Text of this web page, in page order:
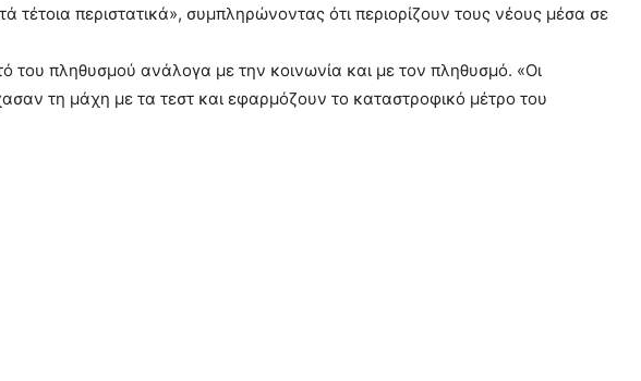
τέτοια περιστατικά», συμπληρώνοντας ότι περιορίζουν τους νέους μέσα σε
του πληθυσμού ανάλογα με την κοινωνία και με τον πληθυσμό. «Οι
τη μάχη με τα τεστ και εφαρμόζουν το καταστροφικό μέτρο του